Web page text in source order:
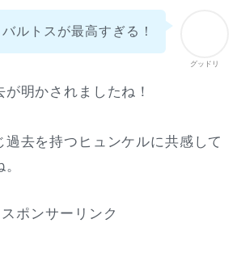
グッドリ
バルトスが最高すぎる！
明かされましたね！
過去を持つヒュンケルに共感して
スポンサーリンク